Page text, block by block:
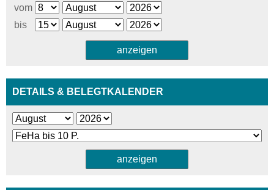
vom
bis
DETAILS & BELEGTKALENDER